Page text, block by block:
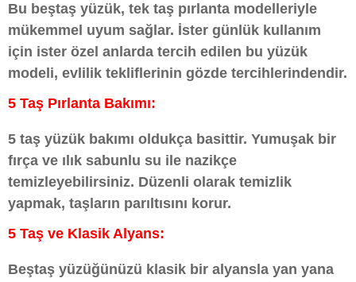
Bu beştaş yüzük, tek taş pırlanta modelleriyle
mükemmel uyum sağlar. İster günlük kullanım
için ister özel anlarda tercih edilen bu yüzük
modeli, evlilik tekliflerinin gözde tercihlerindendir.
5 Taş Pırlanta Bakımı:
5 taş yüzük bakımı oldukça basittir. Yumuşak bir
fırça ve ılık sabunlu su ile nazikçe
temizleyebilirsiniz. Düzenli olarak temizlik
yapmak, taşların parıltısını korur.
5 Taş ve Klasik Alyans:
Beştaş yüzüğünüzü klasik bir alyansla yan yana